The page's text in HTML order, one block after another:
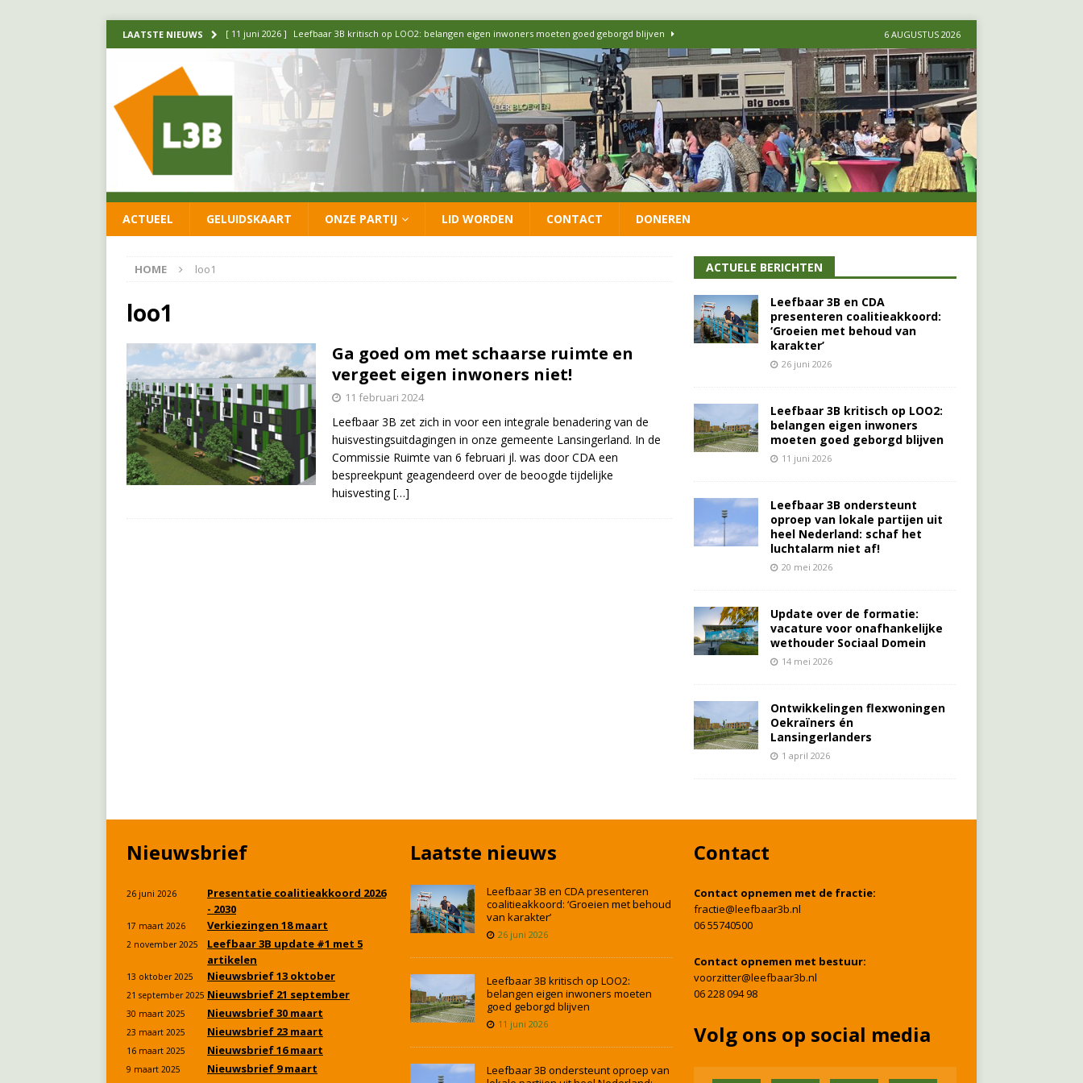
LAATSTE NIEUWS [ 11 juni 2026 ] Leefbaar 3B kritisch op LOO2: belangen eigen inwoners moeten goed geborgd blijven
[ 20 mei 2026 ] Leefbaar 3B ondersteunt oproep van lokale partijen uit heel Nederland: schaf het
luchtalarm niet af! FRACTIE
[ 14 mei 2026 ] Update over de formatie: vacature voor onafhankelijke wethouder Sociaal Domein
[ 26 juni 2026 ] Leefbaar 3B en CDA presenteren coalitieakkoord: ‘Groeien met behoud van karakter’
6 AUGUSTUS 2026
ACTUEEL GELUIDSKAART ONZE PARTIJ LID WORDEN CONTACT DONEREN
HOME loo1
loo1
Ga goed om met schaarse ruimte en
vergeet eigen inwoners niet!
11 februari 2024
Leefbaar 3B zet zich in voor een integrale benadering van de
huisvestingsuitdagingen in onze gemeente Lansingerland. In de
Commissie Ruimte van 6 februari jl. was door CDA een
bespreekpunt geagendeerd over de beoogde tijdelijke
huisvesting[…]
ACTUELE BERICHTEN
Leefbaar 3B en CDA
presenteren coalitieakkoord:
‘Groeien met behoud van
karakter’
26 juni 2026
Leefbaar 3B kritisch op LOO2:
belangen eigen inwoners
moeten goed geborgd blijven
11 juni 2026
Leefbaar 3B ondersteunt
oproep van lokale partijen uit
heel Nederland: schaf het
luchtalarm niet af!
20 mei 2026
Update over de formatie:
vacature voor onafhankelijke
wethouder Sociaal Domein
14 mei 2026
Ontwikkelingen flexwoningen
Oekraïners én
Lansingerlanders
1 april 2026
Nieuwsbrief
26 juni 2026
Presentatie coalitieakkoord 2026
- 2030
17 maart 2026 Verkiezingen 18 maart
2 november 2025
Leefbaar 3B update #1 met 5
artikelen
13 oktober 2025 Nieuwsbrief 13 oktober
21 september 2025 Nieuwsbrief 21 september
30 maart 2025 Nieuwsbrief 30 maart
23 maart 2025 Nieuwsbrief 23 maart
16 maart 2025 Nieuwsbrief 16 maart
9 maart 2025 Nieuwsbrief 9 maart
Laatste nieuws
Leefbaar 3B en CDA presenteren
coalitieakkoord: ‘Groeien met behoud
van karakter’
26 juni 2026
Leefbaar 3B kritisch op LOO2:
belangen eigen inwoners moeten
goed geborgd blijven
11 juni 2026
Leefbaar 3B ondersteunt oproep van
Contact
Contact opnemen met de fractie:
fractie@leefbaar3b.nl
06 55740500
Contact opnemen met bestuur:
voorzitter@leefbaar3b.nl
06 228 094 98
Volg ons op social media